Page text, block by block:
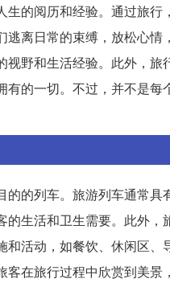
生的阅历和经验。通过旅
逃离日常的束缚，放松心
视野和生活经验。此外，
有的一切。不过，并不是
的的列车。旅游列车通常
的生活和卫生需要。此外
和活动，如餐饮、休闲区
在旅行过程中欣赏到美景